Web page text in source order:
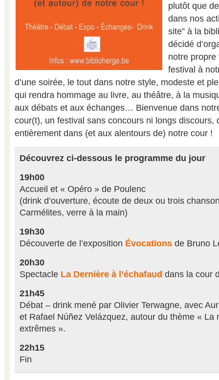
plutôt que
dans nos
site” à la
décidé
notre propre
festival à
d’une soirée, le tout dans notre style, modeste et
qui rendra hommage au livre, au théâtre, à la
aux débats et aux échanges… Bienvenue dans
cour(t), un festival sans concours ni longs discours,
entièrement dans (et aux alentours de) notre cour !
Découvrez ci-dessous le programme du jour
19h00
Accueil et « Opéro » de Poulenc
(drink d’ouverture, écoute de deux ou trois
Carmélites, verre à la main)
19h30
Découverte de l’exposition Évocations de Bruno
20h30
Spectacle La Dernière à l’échafaud dans la cour
21h45
Débat – drink mené par Olivier Terwagne, avec
et Rafael Núñez Velázquez, autour du thème « La
extrêmes ».
22h15
Fin